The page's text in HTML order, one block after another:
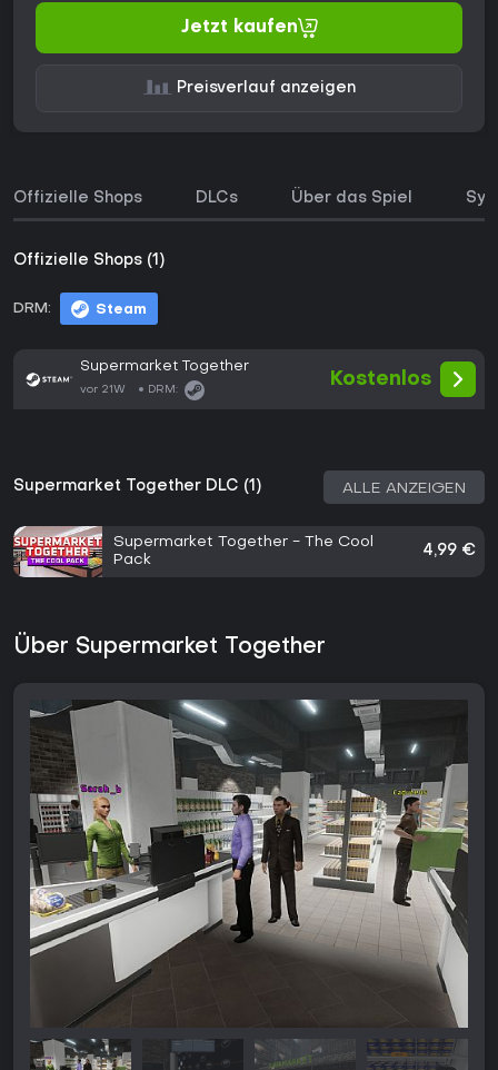
Jetzt kaufen
Preisverlauf anzeigen
Offizielle Shops DLCs Über das Spiel
Offizielle Shops (1)
DRM: Steam
Supermarket Together
vor 21W DRM:
Kostenlos
Supermarket Together DLC (1) ALLE ANZEIGEN
Supermarket Together - The Cool
Pack
4,99 €
Über Supermarket Together